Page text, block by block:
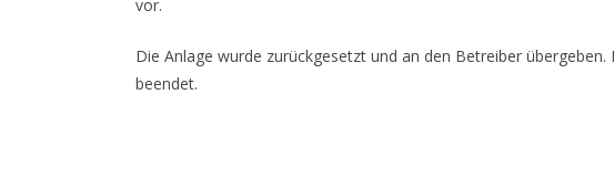
vor.
Die Anlage wurde zurückgesetzt und an den Betreiber
beendet.